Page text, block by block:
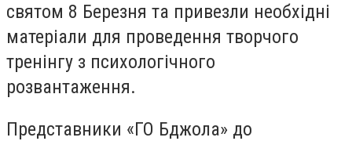
святом 8 Березня та привезли необхідні
матеріали для проведення творчого
тренінгу з психологічного
розвантаження.
Представники «ГО Бджола» до